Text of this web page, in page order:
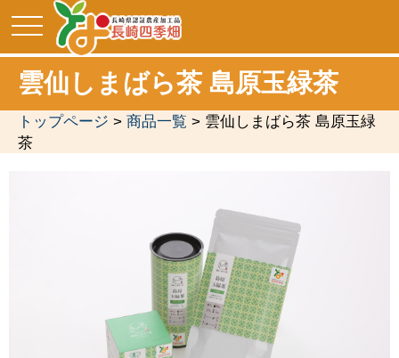
toggle
navigation
雲仙しまばら茶 島原玉緑茶
トップページ > 商品一覧 > 雲仙しまばら茶 島原玉緑
茶